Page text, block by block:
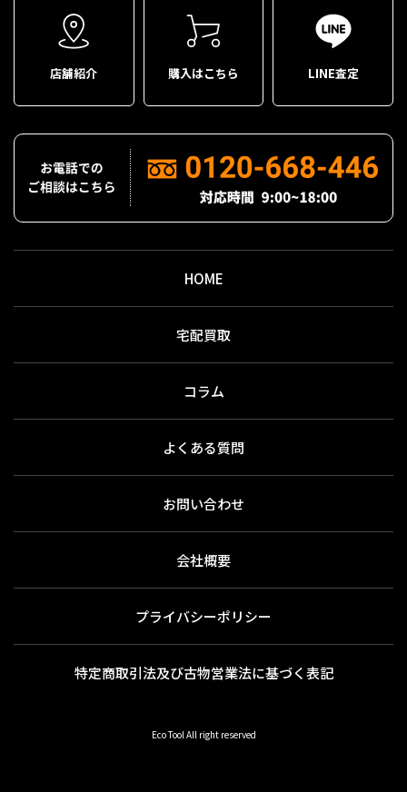
店舗紹介 購入はこちら LINE査定
HOME
宅配買取
コラム
よくある質問
お問い合わせ
会社概要
プライバシーポリシー
特定商取引法及び古物営業法に基づく表記
Eco Tool All right reserved